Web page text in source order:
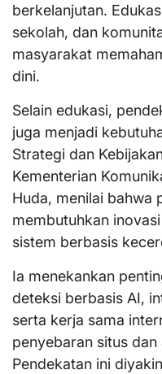
berkelanjutan.
sekolah, dan
masyarakat
dini.
Selain edukasi,
juga menjadi
Strategi dan
Kementerian
Huda, menilai bahwa
membutuhkan
sistem berbasis
Ia menekankan
deteksi berbasis AI,
serta kerja sama
penyebaran situs
Pendekatan ini